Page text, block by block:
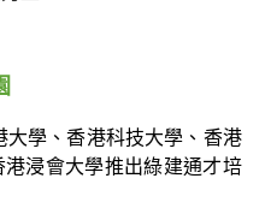
大學、香港科技大學、香港
浸會大學推出綠建通才培